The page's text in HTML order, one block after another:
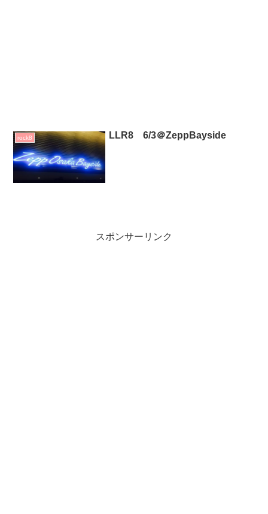
rock8 LLR8 6/3＠ZeppBayside
スポンサーリンク